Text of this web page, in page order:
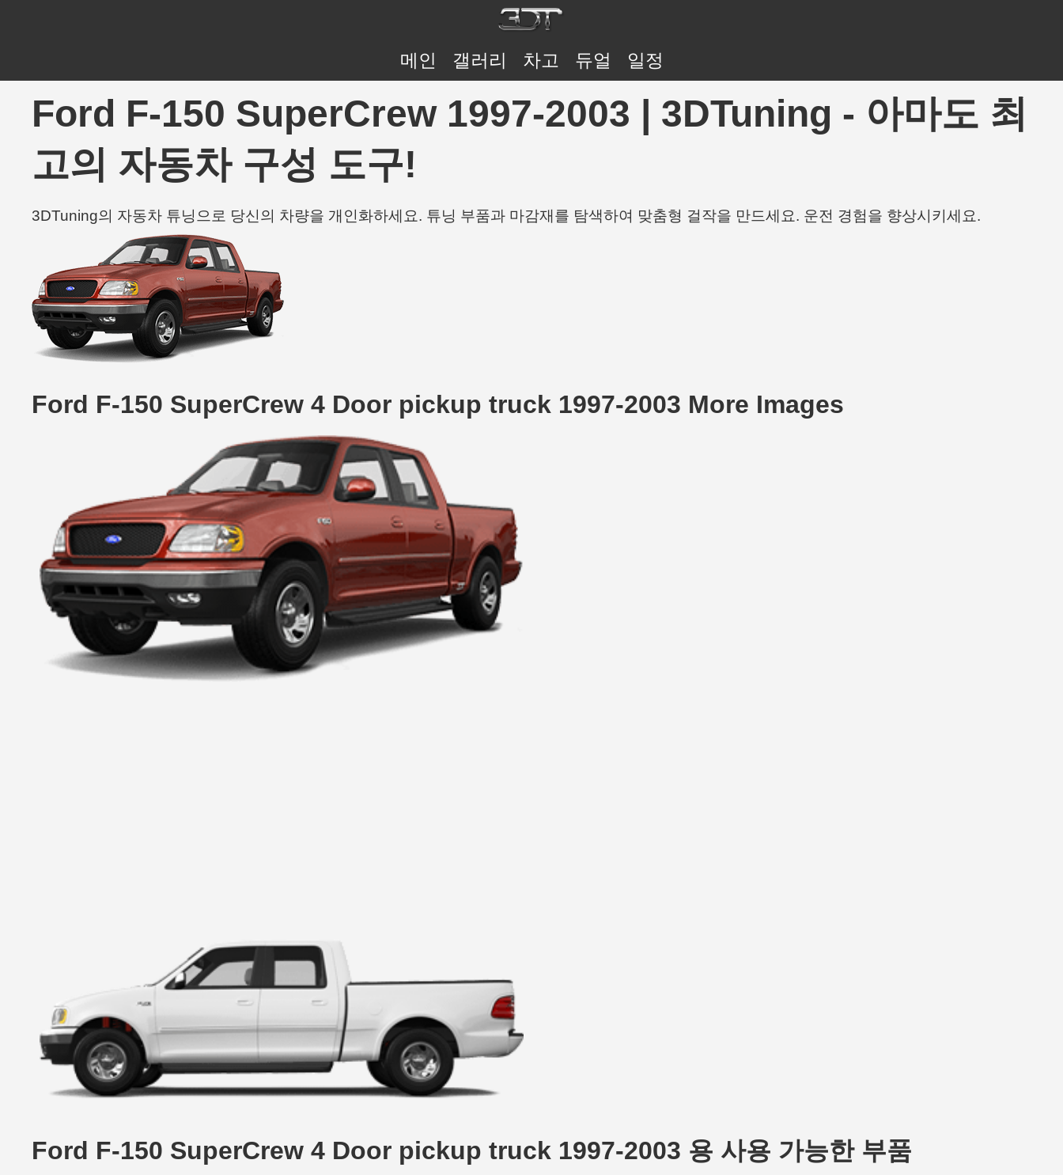
메인 갤러리 차고 듀얼 일정
Ford F-150 SuperCrew 1997-2003 | 3DTuning - 아마도 최
고의 자동차 구성 도구!
3DTuning의 자동차 튜닝으로 당신의 차량을 개인화하세요. 튜닝 부품과 마감재를 탐색하여 맞춤형 걸작을 만드세요. 운전 경험을 향상시키세요.
Ford F-150 SuperCrew 4 Door pickup truck 1997-2003 More Images
Ford F-150 SuperCrew 4 Door pickup truck 1997-2003 용 사용 가능한 부품